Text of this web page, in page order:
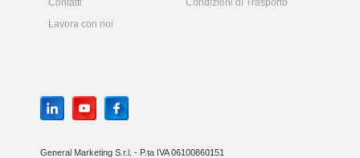
Contatti
Condizioni di Trasporto
Lavora con noi
General Marketing S.r.l. - P.ta IVA 06100860151